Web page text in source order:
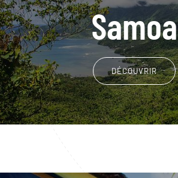
Samoa
DÉCOUVRIR